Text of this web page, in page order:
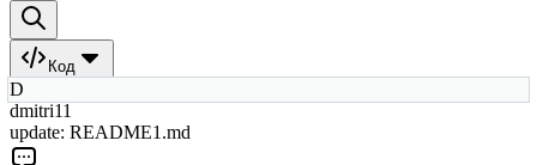
Код
D
dmitri11
update: README1.md